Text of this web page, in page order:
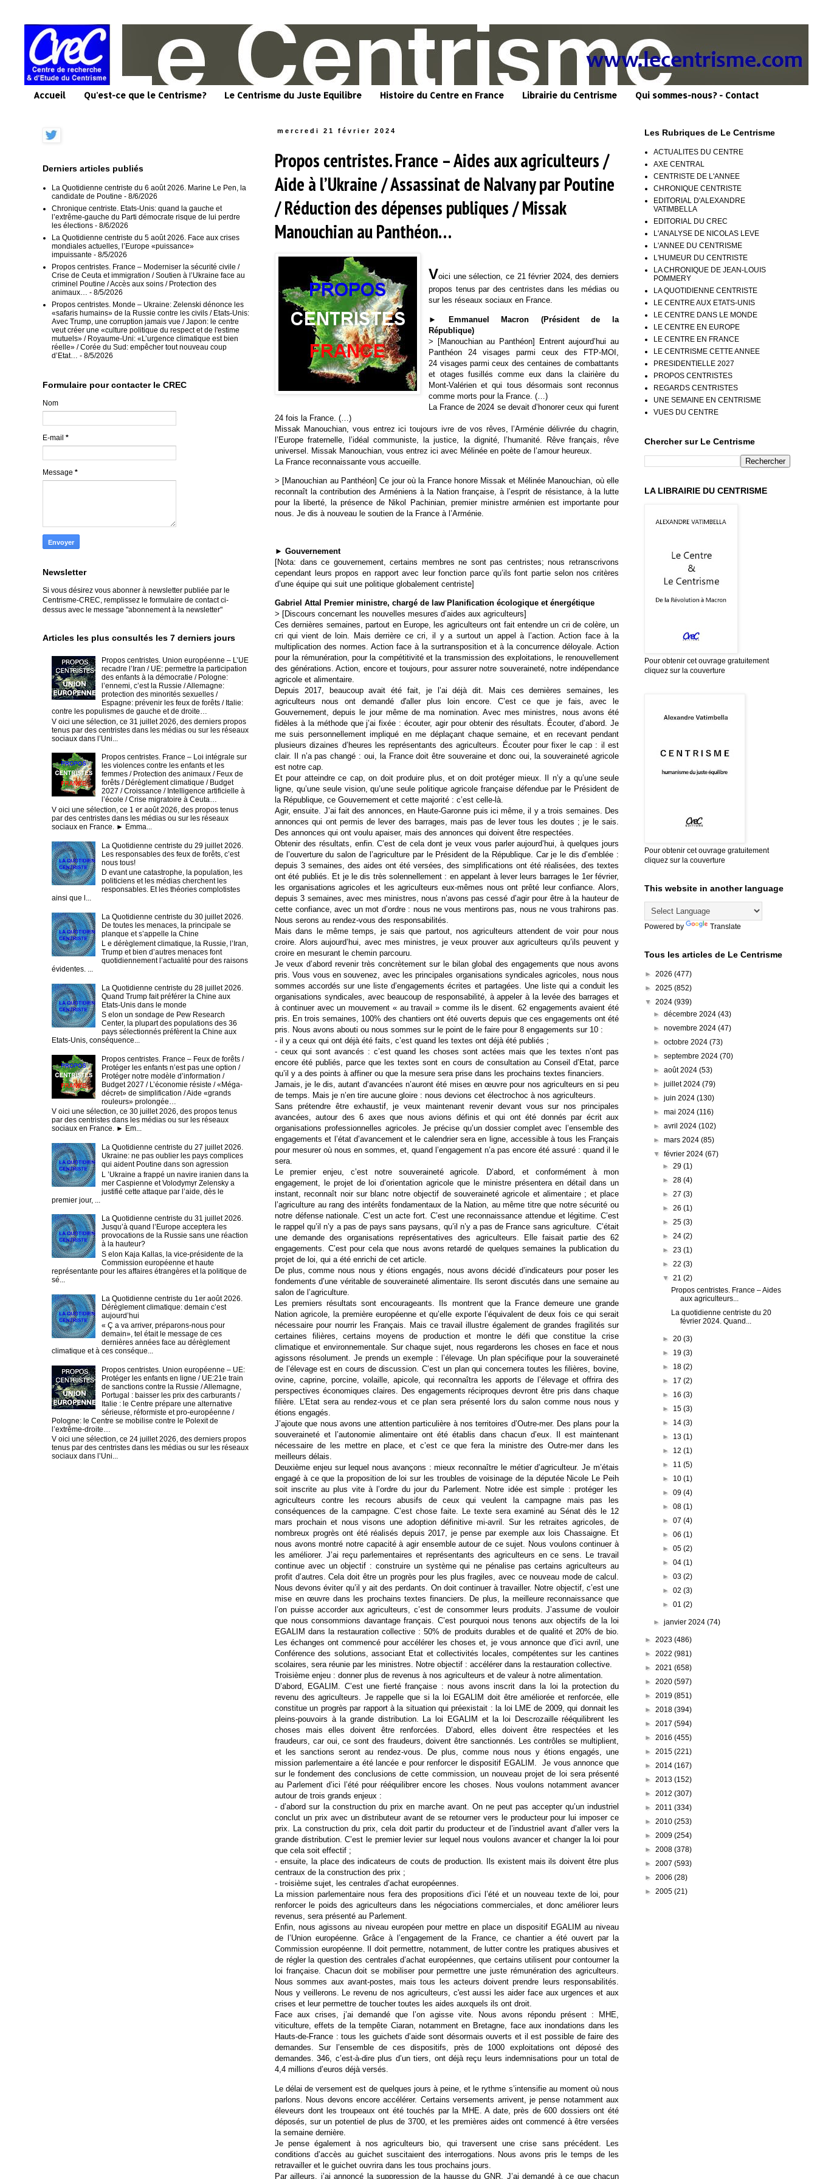
Accueil Qu'est-ce que le Centrisme? Le Centrisme du Juste Equilibre Histoire du Centre en France Librairie du Centrisme Qui sommes-nous? - Contact
mercredi 21 février 2024
Propos centristes. France – Aides aux agriculteurs /
Aide à l’Ukraine / Assassinat de Nalvany par Poutine
/ Réduction des dépenses publiques / Missak
Manouchian au Panthéon…
Voici une sélection, ce 21 février 2024, des derniers
propos tenus par des centristes dans les médias ou
sur les réseaux sociaux en France.
► Emmanuel Macron (Président de la
République)
> [Manouchian au Panthéon] Entrent aujourd’hui au
Panthéon 24 visages parmi ceux des FTP-MOI,
24 visages parmi ceux des centaines de combattants
et otages fusillés comme eux dans la clairière du
Mont-Valérien et qui tous désormais sont reconnus
comme morts pour la France. (…)
La France de 2024 se devait d’honorer ceux qui furent
24 fois la France. (…)
Missak Manouchian, vous entrez ici toujours ivre de vos rêves, l’Arménie délivrée du chagrin,
l’Europe fraternelle, l’idéal communiste, la justice, la dignité, l’humanité. Rêve français, rêve
universel. Missak Manouchian, vous entrez ici avec Mélinée en poète de l’amour heureux.
La France reconnaissante vous accueille.
> [Manouchian au Panthéon]Ce jour où la France honore Missak et Mélinée Manouchian, où elle
reconnaît la contribution des Arméniens à la Nation française, à l’esprit de résistance, à la lutte
pour la liberté, la présence de Nikol Pachinian, premier ministre arménien est importante pour
nous. Je dis à nouveau le soutien de la France à l’Arménie.
► Gouvernement
[Nota: dans ce gouvernement, certains membres ne sont pas centristes; nous retranscrivons
cependant leurs propos en rapport avec leur fonction parce qu’ils font partie selon nos critères
d’une équipe qui suit une politique globalement centriste]
Gabriel Attal Premier ministre, chargé de law Planification écologique et énergétique
> [Discours concernant les nouvelles mesures d’aides aux agriculteurs]
Ces dernières semaines, partout en Europe, les agriculteurs ont fait entendre un cri de colère, un
cri qui vient de loin. Mais derrière ce cri, il y a surtout un appel à l’action. Action face à la
multiplication des normes. Action face à la surtransposition et à la concurrence déloyale. Action
pour la rémunération, pour la compétitivité et la transmission des exploitations, le renouvellement
des générations. Action, encore et toujours, pour assurer notre souveraineté, notre indépendance
agricole et alimentaire.
Depuis 2017, beaucoup avait été fait, je l’ai déjà dit.
Mais ces dernières semaines, les
agriculteurs nous ont demandé d'aller plus loin encore. C’est ce que je fais, avec le
Gouvernement, depuis le jour même de ma nomination. Avec mes ministres, nous avons été
fidèles à la méthode que j’ai fixée : écouter, agir pour obtenir des résultats. Écouter, d’abord. Je
me suis personnellement impliqué en me déplaçant chaque semaine, et en recevant pendant
plusieurs dizaines d’heures les représentants des agriculteurs. Écouter pour fixer le cap : il est
clair. Il n’a pas changé : oui, la France doit être souveraine et donc oui, la souveraineté agricole
est notre cap.
Et pour atteindre ce cap, on doit produire plus, et on doit protéger mieux.
Il n’y a qu’une seule
ligne, qu’une seule vision, qu’une seule politique agricole française défendue par le Président de
la République, ce Gouvernement et cette majorité : c’est celle-là.
Agir, ensuite. J’ai fait des annonces, en Haute-Garonne puis ici même, il y a trois semaines. Des
annonces qui ont permis de lever des barrages, mais pas de lever tous les doutes ; je le sais.
Des annonces qui ont voulu apaiser, mais des annonces qui doivent être respectées.
Obtenir des résultats, enfin. C’est de cela dont je veux vous parler aujourd’hui, à quelques jours
de l’ouverture du salon de l’agriculture par le Président de la République. Car je le dis d’emblée :
depuis 3 semaines, des aides ont été versées, des simplifications ont été réalisées, des textes
ont été publiés. Et je le dis très solennellement : en appelant à lever leurs barrages le 1er février,
les organisations agricoles et les agriculteurs eux-mêmes nous ont prêté leur confiance. Alors,
depuis 3 semaines, avec mes ministres, nous n’avons pas cessé d’agir pour être à la hauteur de
cette confiance, avec un mot d’ordre : nous ne vous mentirons pas, nous ne vous trahirons pas.
Nous serons au rendez-vous des responsabilités.
Mais dans le même temps, je sais que partout, nos agriculteurs attendent de voir pour nous
croire. Alors aujourd’hui, avec mes ministres, je veux prouver aux agriculteurs qu’ils peuvent y
croire en mesurant le chemin parcouru.
Je veux d’abord revenir très concrètement sur le bilan global des engagements que nous avons
pris. Vous vous en souvenez, avec les principales organisations syndicales agricoles, nous nous
sommes accordés sur une liste d’engagements écrites et partagées. Une liste qui a conduit les
organisations syndicales, avec beaucoup de responsabilité, à appeler à la levée des barrages et
à continuer avec un mouvement « au travail » comme ils le disent. 62 engagements avaient été
pris. En trois semaines, 100% des chantiers ont été ouverts depuis que ces engagements ont été
pris. Nous avons abouti ou nous sommes sur le point de le faire pour 8 engagements sur 10 :
- il y a ceux qui ont déjà été faits, c’est quand les textes ont déjà été publiés ;
- ceux qui sont avancés : c’est quand les choses sont actées mais que les textes n’ont pas
encore été publiés, parce que les textes sont en cours de consultation au Conseil d’Etat, parce
qu’il y a des points à affiner ou que la mesure sera prise dans les prochains textes financiers.
Jamais, je le dis, autant d’avancées n’auront été mises en œuvre pour nos agriculteurs en si peu
de temps. Mais je n’en tire aucune gloire : nous devions cet électrochoc à nos agriculteurs.
Sans prétendre être exhaustif, je veux maintenant revenir devant vous sur nos principales
avancées, autour des 6 axes que nous avions définis et qui ont été donnés par écrit aux
organisations professionnelles agricoles. Je précise qu’un dossier complet avec l’ensemble des
engagements et l’état d’avancement et le calendrier sera en ligne, accessible à tous les Français
pour mesurer où nous en sommes, et, quand l’engagement n’a pas encore été assuré : quand il le
sera.
Le premier enjeu, c’est notre souveraineté agricole. D’abord, et conformément à mon
engagement, le projet de loi d’orientation agricole que le ministre présentera en détail dans un
instant, reconnaît noir sur blanc notre objectif de souveraineté agricole et alimentaire ; et place
l’agriculture au rang des intérêts fondamentaux de la Nation, au même titre que notre sécurité ou
notre défense nationale. C’est un acte fort. C’est une reconnaissance attendue et légitime. C’est
le rappel qu’il n’y a pas de pays sans paysans, qu’il n’y a pas de France sans agriculture.
C’était
une demande des organisations représentatives des agriculteurs. Elle faisait partie des 62
engagements. C’est pour cela que nous avons retardé de quelques semaines la publication du
projet de loi, qui a été enrichi de cet article.
De plus, comme nous nous y étions engagés, nous avons décidé d’indicateurs pour poser les
fondements d’une véritable de souveraineté alimentaire. Ils seront discutés dans une semaine au
salon de l’agriculture.
Les premiers résultats sont encourageants. Ils montrent que la France demeure une grande
Nation agricole, la première européenne et qu’elle exporte l’équivalent de deux fois ce qui serait
nécessaire pour nourrir les Français. Mais ce travail illustre également de grandes fragilités sur
certaines filières, certains moyens de production et montre le défi que constitue la crise
climatique et environnementale. Sur chaque sujet, nous regarderons les choses en face et nous
agissons résolument. Je prends un exemple : l’élevage. Un plan spécifique pour la souveraineté
de l’élevage est en cours de discussion. C’est un plan qui concernera toutes les filières, bovine,
ovine, caprine, porcine, volaille, apicole, qui reconnaîtra les apports de l’élevage et offrira des
perspectives économiques claires. Des engagements réciproques devront être pris dans chaque
filière. L’Etat sera au rendez-vous et ce plan sera présenté lors du salon comme nous nous y
étions engagés.
J’ajoute que nous avons une attention particulière à nos territoires d’Outre-mer. Des plans pour la
souveraineté et l’autonomie alimentaire ont été établis dans chacun d’eux. Il est maintenant
nécessaire de les mettre en place, et c’est ce que fera la ministre des Outre-mer dans les
meilleurs délais.
Deuxième enjeu sur lequel nous avançons : mieux reconnaître le métier d’agriculteur. Je m’étais
engagé à ce que la proposition de loi sur les troubles de voisinage de la députée Nicole Le Peih
soit inscrite au plus vite à l’ordre du jour du Parlement. Notre idée est simple : protéger les
agriculteurs contre les recours abusifs de ceux qui veulent la campagne mais pas les
conséquences de la campagne. C’est chose faite. Le texte sera examiné au Sénat dès le 12
mars prochain et nous visons une adoption définitive mi-avril. Sur les retraites agricoles, de
nombreux progrès ont été réalisés depuis 2017, je pense par exemple aux lois Chassaigne. Et
nous avons montré notre capacité à agir ensemble autour de ce sujet. Nous voulons continuer à
les améliorer. J’ai reçu parlementaires et représentants des agriculteurs en ce sens. Le travail
continue avec un objectif : construire un système qui ne pénalise pas certains agriculteurs au
profit d’autres. Cela doit être un progrès pour les plus fragiles, avec ce nouveau mode de calcul.
Nous devons éviter qu’il y ait des perdants. On doit continuer à travailler. Notre objectif, c’est une
mise en œuvre dans les prochains textes financiers. De plus, la meilleure reconnaissance que
l’on puisse accorder aux agriculteurs, c’est de consommer leurs produits. J’assume de vouloir
que nous consommions davantage français. C’est pourquoi nous tenons aux objectifs de la loi
EGALIM dans la restauration collective : 50% de produits durables et de qualité et 20% de bio.
Les échanges ont commencé pour accélérer les choses et, je vous annonce que d’ici avril, une
Conférence des solutions, associant Etat et collectivités locales, compétentes sur les cantines
scolaires, sera réunie par les ministres. Notre objectif : accélérer dans la restauration collective.
Troisième enjeu : donner plus de revenus à nos agriculteurs et de valeur à notre alimentation.
D’abord, EGALIM. C’est une fierté française : nous avons inscrit dans la loi la protection du
revenu des agriculteurs. Je rappelle que si la loi EGALIM doit être améliorée et renforcée, elle
constitue un progrès par rapport à la situation qui préexistait : la loi LME de 2009, qui donnait les
pleins-pouvoirs à la grande distribution. La loi EGALIM et la loi Descrozaillerééquilibrent les
choses mais elles doivent être renforcées. D’abord, elles doivent être respectées et les
fraudeurs, car oui, ce sont des fraudeurs, doivent être sanctionnés. Les contrôles se multiplient,
et les sanctions seront au rendez-vous.
De plus, comme nous nous y étions engagés, une
mission parlementaire a été lancée e pour renforcer le dispositif EGALIM.
Je vous annonce que
sur le fondement des conclusions de cette commission, un nouveau projet de loi sera présenté
au Parlement d’ici l’été pour rééquilibrer encore les choses. Nous voulons notamment avancer
autour de trois grands enjeux :
-d’abord sur la construction du prix en marche avant. On ne peut pas accepter qu’un industriel
conclut un prix avec un distributeur avant de se retourner vers le producteur pour lui imposer ce
prix. La construction du prix, cela doit partir du producteur et de l’industriel avant d’aller vers la
grande distribution. C’est le premier levier sur lequel nous voulons avancer et changer la loi pour
que cela soit effectif ;
- ensuite, la place des indicateurs de couts de production. Ils existent mais ils doivent être plus
centraux de la construction des prix ;
- troisième sujet, les centrales d’achat européennes.
La mission parlementaire nous fera des propositions d’ici l’été et un nouveau texte de loi, pour
renforcer le poids des agriculteurs dans les négociations commerciales, et donc améliorer leurs
revenus, sera présenté au Parlement.
Enfin, nous agissons au niveau européen pour mettre en place un dispositif EGALIM au niveau
de l’Union européenne. Grâce à l’engagement de la France, ce chantier a été ouvert par la
Commission européenne. Il doit permettre, notamment, de lutter contre les pratiques abusives et
de régler la question des centrales d’achat européennes, que certains utilisent pour contourner la
loi française. Chacun doit se mobiliser pour permettre une juste rémunération des agriculteurs.
Nous sommes aux avant-postes, mais tous les acteurs doivent prendre leurs responsabilités.
Nous y veillerons. Le revenu de nos agriculteurs, c'est aussi les aider face aux urgences et aux
crises et leur permettre de toucher toutes les aides auxquels ils ont droit.
Face aux crises, j’ai demandé que l’on agisse vite. Nous avons répondu présent : MHE,
viticulture, effets de la tempête Ciaran, notamment en Bretagne, face aux inondations dans les
Hauts-de-France : tous les guichets d’aide sont désormais ouverts et il est possible de faire des
demandes. Sur l’ensemble de ces dispositifs, près de 1000 exploitations ont déposé des
demandes. 346, c’est-à-dire plus d’un tiers, ont déjà reçu leurs indemnisations pour un total de
4,4 millions d’euros déjà versés.
Le délai de versement est de quelques jours à peine, et le rythme s’intensifie au moment où nous
parlons.
Nous devons encore accélérer. Certains versements arrivent, je pense notamment aux
éleveurs dont les troupeaux ont été touchés par la MHE. A date, près de 600 dossiers ont été
déposés, sur un potentiel de plus de 3700, et les premières aides ont commencé à être versées
la semaine dernière.
Je pense également à nos agriculteurs bio, qui traversent une crise sans précédent. Les
conditions d’accès au guichet suscitaient des interrogations. Nous avons pris le temps de les
retravailler et le guichet ouvrira dans les tous prochains jours.
Par ailleurs, j’ai annoncé la suppression de la hausse du GNR. J’ai demandé à ce que chacun
Derniers articles publiés
La Quotidienne centriste du 6 août 2026. Marine Le Pen, la
candidate de Poutine - 8/6/2026
Chronique centriste. Etats-Unis: quand la gauche et
l’extrême-gauche du Parti démocrate risque de lui perdre
les élections - 8/6/2026
La Quotidienne centriste du 5 août 2026. Face aux crises
mondiales actuelles, l’Europe «puissance»
impuissante - 8/5/2026
Propos centristes. France – Moderniser la sécurité civile /
Crise de Ceuta et immigration / Soutien à l’Ukraine face au
criminel Poutine / Accès aux soins / Protection des
animaux…
- 8/5/2026
Propos centristes. Monde – Ukraine: Zelenski dénonce les
«safaris humains» de la Russie contre les civils / Etats-Unis:
Avec Trump, une corruption jamais vue / Japon: le centre
veut créer une «culture politique du respect et de l'estime
mutuels» / Royaume-Uni: «L’urgence climatique est bien
réelle» / Corée du Sud: empêcher tout nouveau coup
d’Etat…
- 8/5/2026
Formulaire pour contacter le CREC
Nom
E-mail *
Message *
Newsletter
Si vous désirez vous abonner à newsletter publiée par le
Centrisme-CREC, remplissez le formulaire de contact ci-
dessus avec le message "abonnement à la newsletter"
Articles les plus consultés les 7 derniers jours
Propos centristes. Union européenne – L’UE
recadre l’Iran / UE: permettre la participation
des enfants à la démocratie / Pologne:
l’ennemi, c’est la Russie / Allemagne:
protection des minorités sexuelles /
Espagne: prévenir les feux de forêts / Italie:
contre les populismes de gauche et de droite…
V oici une sélection, ce 31 juillet 2026, des derniers propos
tenus par des centristes dans les médias ou sur les réseaux
sociaux dans l’Uni...
Propos centristes. France – Loi intégrale sur
les violences contre les enfants et les
femmes / Protection des animaux / Feux de
forêts / Dérèglement climatique / Budget
2027 / Croissance / Intelligence artificielle à
l’école / Crise migratoire à Ceuta…
V oici une sélection, ce 1 er août 2026, des propos tenus
par des centristes dans les médias ou sur les réseaux
sociaux en France. ► Emma...
La Quotidienne centriste du 29 juillet 2026.
Les responsables des feux de forêts, c’est
nous tous!
D evant une catastrophe, la population, les
politiciens et les médias cherchent les
responsables. Et les théories complotistes
ainsi que l...
La Quotidienne centriste du 30 juillet 2026.
De toutes les menaces, la principale se
planque et s’appelle la Chine
L e dérèglement climatique, la Russie, l’Iran,
Trump et bien d’autres menaces font
quotidiennement l’actualité pour des raisons
évidentes. ...
La Quotidienne centriste du 28 juillet 2026.
Quand Trump fait préférer la Chine aux
Etats-Unis dans le monde
S elon un sondage de Pew Research
Center, la plupart des populations des 36
pays sélectionnés préfèrent la Chine aux
Etats-Unis, conséquence...
Propos centristes. France – Feux de forêts /
Protéger les enfants n’est pas une option /
Protéger notre modèle d’information /
Budget 2027 / L’économie résiste / «Méga-
décret» de simplification / Aide «grands
rouleurs» prolongée…
V oici une sélection, ce 30 juillet 2026, des propos tenus
par des centristes dans les médias ou sur les réseaux
sociaux en France. ► Em...
La Quotidienne centriste du 27 juillet 2026.
Ukraine: ne pas oublier les pays complices
qui aident Poutine dans son agression
L ’Ukraine a frappé un navire iranien dans la
mer Caspienne et Volodymyr Zelensky a
justifié cette attaque par l’aide, dès le
premier jour, ...
La Quotidienne centriste du 31 juillet 2026.
Jusqu’à quand l’Europe acceptera les
provocations de la Russie sans une réaction
à la hauteur?
S elon Kaja Kallas, la vice-présidente de la
Commission européenne et haute
représentante pour les affaires étrangères et la politique de
sé...
La Quotidienne centriste du 1er août 2026.
Dérèglement climatique: demain c’est
aujourd’hui
« Ç a va arriver, préparons-nous pour
demain», tel était le message de ces
dernières années face au dérèglement
climatique et à ces conséque...
Propos centristes. Union européenne – UE:
Protéger les enfants en ligne / UE:21e train
de sanctions contre la Russie / Allemagne,
Portugal : baisser les prix des carburants /
Italie : le Centre prépare une alternative
sérieuse, réformiste et pro-européenne /
Pologne: le Centre se mobilise contre le Polexit de
l’extrême-droite…
V oici une sélection, ce 24 juillet 2026, des derniers propos
tenus par des centristes dans les médias ou sur les réseaux
sociaux dans l’Uni...
Les Rubriques de Le Centrisme
ACTUALITES DU CENTRE
AXE CENTRAL
CENTRISTE DE L'ANNEE
CHRONIQUE CENTRISTE
EDITORIAL D'ALEXANDRE
VATIMBELLA
EDITORIAL DU CREC
L'ANALYSE DE NICOLAS LEVE
L'ANNEE DU CENTRISME
L'HUMEUR DU CENTRISTE
LA CHRONIQUE DE JEAN-LOUIS
POMMERY
LA QUOTIDIENNE CENTRISTE
LE CENTRE AUX ETATS-UNIS
LE CENTRE DANS LE MONDE
LE CENTRE EN EUROPE
LE CENTRE EN FRANCE
LE CENTRISME CETTE ANNEE
PRESIDENTIELLE 2027
PROPOS CENTRISTES
REGARDS CENTRISTES
UNE SEMAINE EN CENTRISME
VUES DU CENTRE
Chercher sur Le Centrisme
LA LIBRAIRIE DU CENTRISME
Pour obtenir cet ouvrage gratuitement
cliquez sur la couverture
Pour obtenir cet ouvrage gratuitement
cliquez sur la couverture
This website in another language
Powered by Translate
Tous les articles de Le Centrisme
► 2026 (477)
► 2025 (852)
▼ 2024 (939)
►décembre 2024(43)
►novembre 2024(47)
►octobre 2024(73)
►septembre 2024(70)
►août 2024(53)
►juillet 2024(79)
►juin 2024(130)
►mai 2024(116)
►avril 2024(102)
►mars 2024(85)
▼février 2024(67)
► 29 (1)
► 28 (4)
► 27 (3)
► 26 (1)
► 25 (3)
► 24 (2)
► 23 (1)
► 22 (3)
▼ 21 (2)
Propos centristes. France – Aides
aux agriculteurs...
La quotidienne centriste du 20
février 2024. Quand...
► 20 (3)
► 19 (3)
► 18 (2)
► 17 (2)
► 16 (3)
► 15 (3)
► 14 (3)
► 13 (1)
► 12 (1)
► 11 (5)
► 10 (1)
► 09 (4)
► 08 (1)
► 07 (4)
► 06 (1)
► 05 (2)
► 04 (1)
► 03 (2)
► 02 (3)
► 01 (2)
►janvier 2024(74)
► 2023 (486)
► 2022 (981)
► 2021 (658)
► 2020 (597)
► 2019 (851)
► 2018 (394)
► 2017 (594)
► 2016 (455)
► 2015 (221)
► 2014 (167)
► 2013 (152)
► 2012 (307)
► 2011 (334)
► 2010 (253)
► 2009 (254)
► 2008 (378)
► 2007 (593)
► 2006 (28)
► 2005 (21)